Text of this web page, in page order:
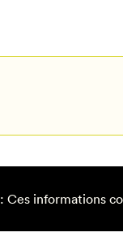
: Ces informations